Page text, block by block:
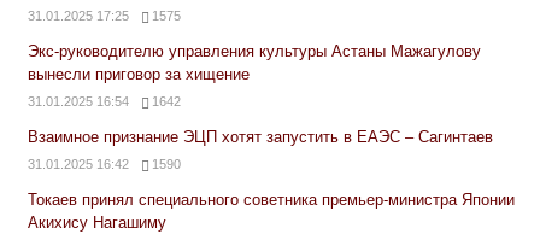
31.01.2025 17:25 1575
Экс-руководителю управления культуры Астаны Мажагулову
вынесли приговор за хищение
31.01.2025 16:54 1642
Взаимное признание ЭЦП хотят запустить в ЕАЭС – Сагинтаев
31.01.2025 16:42 1590
Токаев принял специального советника премьер-министра Японии
Акихису Нагашиму